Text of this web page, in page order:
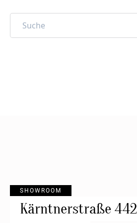
SHOWROOM
Kärntnerstraße 442